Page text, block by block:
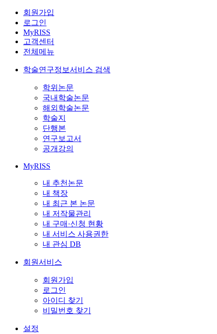
회원가입
로그인
MyRISS
고객센터
전체메뉴
학술연구정보서비스 검색
학위논문
국내학술논문
해외학술논문
학술지
단행본
연구보고서
공개강의
MyRISS
내 추천논문
내 책장
내 최근 본 논문
내 저작물관리
내 구매·신청 현황
내 서비스 사용권한
내 관심 DB
회원서비스
회원가입
로그인
아이디 찾기
비밀번호 찾기
설정